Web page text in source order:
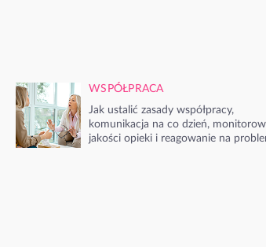
WSPÓŁPRACA
Jak ustalić zasady współpracy,
komunikacja na co dzień,
jakości opieki i reagowanie na